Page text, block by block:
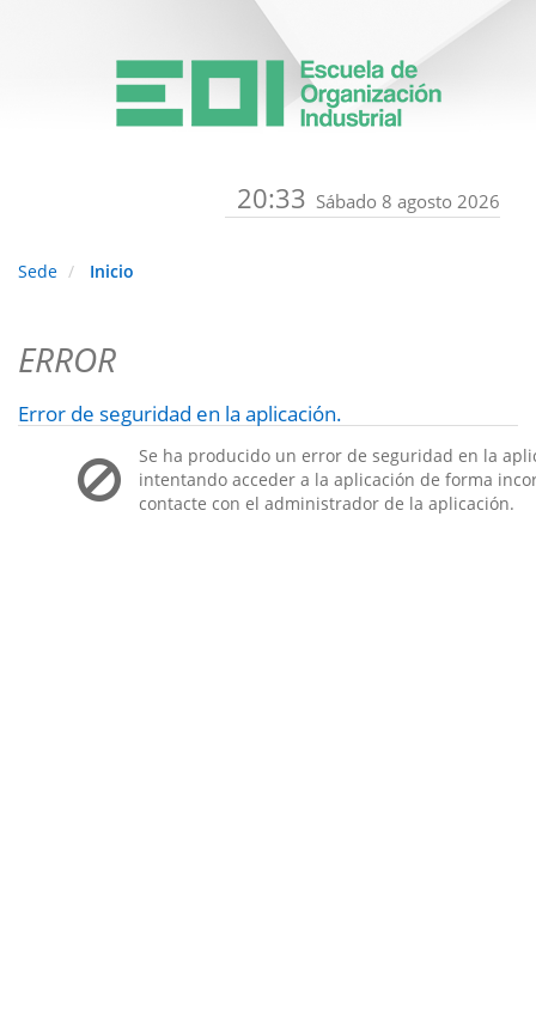
20:33 Sábado 8 agosto 2026
Sede Inicio
ERROR
Error de seguridad en la aplicación.
Se ha producido un error de seguridad en la
intentando acceder a la aplicación de forma
contacte con el administrador de la aplicación.